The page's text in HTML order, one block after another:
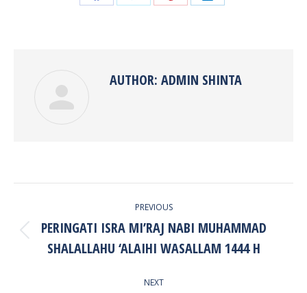
Share Share Share Share
AUTHOR: ADMIN SHINTA
PREVIOUS
Previous
post:
PERINGATI ISRA MI’RAJ NABI MUHAMMAD
SHALALLAHU ‘ALAIHI WASALLAM 1444 H
NEXT